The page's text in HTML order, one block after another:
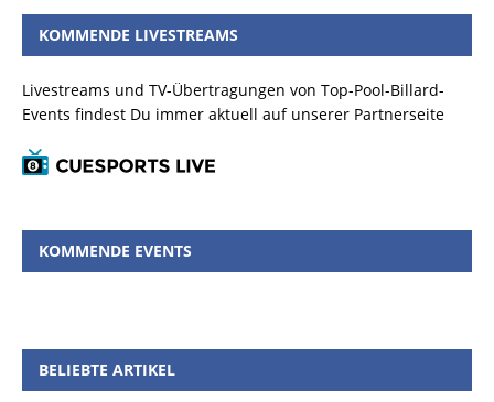
KOMMENDE LIVESTREAMS
Livestreams und TV-Übertragungen von Top-Pool-Billard-
Events findest Du immer aktuell auf unserer Partnerseite
KOMMENDE EVENTS
BELIEBTE ARTIKEL